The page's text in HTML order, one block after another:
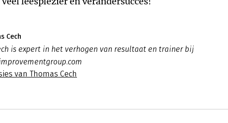
Cech
is expert in het verhogen van resultaat en trainer bij
van Thomas Cech